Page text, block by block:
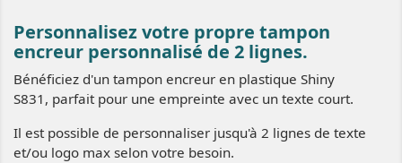
Personnalisez votre propre tampon
encreur personnalisé de 2 lignes.
Bénéficiez d'un tampon encreur en plastique Shiny
S831, parfait pour une empreinte avec un texte court.
Il est possible de personnaliser jusqu'à 2 lignes de texte
et/ou logo max selon votre besoin.